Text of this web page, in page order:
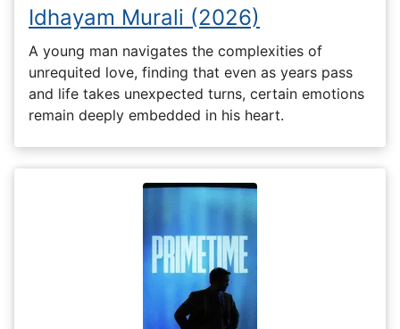
Idhayam Murali (2026)
A young man navigates the complexities of
unrequited love, finding that even as years pass
and life takes unexpected turns, certain emotions
remain deeply embedded in his heart.